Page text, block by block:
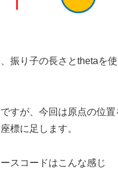
振り子の長さとthetaを
すが、今回は原点の位
標に足します。
スコードはこんな感じ